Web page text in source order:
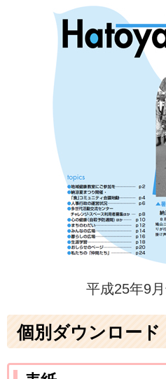
平成25年9
個別ダウンロード